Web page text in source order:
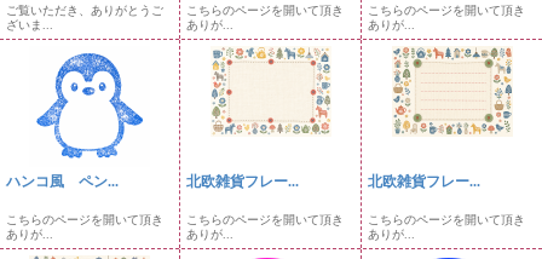
ご覧いただき、ありがとうご
ざいま...
こちらのページを開いて頂き
ありが...
こちらのページを開いて頂き
ありが...
ハンコ風 ペン...
こちらのページを開いて頂き
ありが...
北欧雑貨フレー...
こちらのページを開いて頂き
ありが...
北欧雑貨フレー...
こちらのページを開いて頂き
ありが...